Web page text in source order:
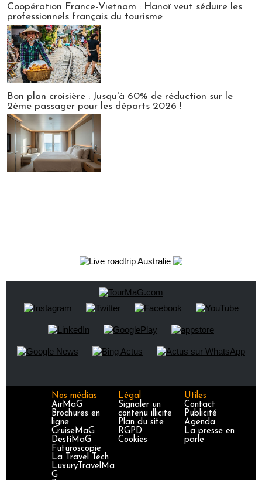
Coopération France-Vietnam : Hanoï veut séduire les
professionnels français du tourisme
Bon plan croisière : Jusqu'à 60% de réduction sur le
2ème passager pour les départs 2026 !
Nos médias
AirMaG
Brochures en
ligne
CruiseMaG
DestiMaG
Futuroscopie
La Travel Tech
LuxuryTravelMa
G
Légal
Signaler un
contenu illicite
Plan du site
RGPD
Cookies
Utiles
Contact
Publicité
Agenda
La presse en
parle